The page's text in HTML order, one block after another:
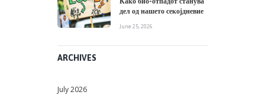
дел од нашето секојдневие
June 25, 2026
ARCHIVES
July2026